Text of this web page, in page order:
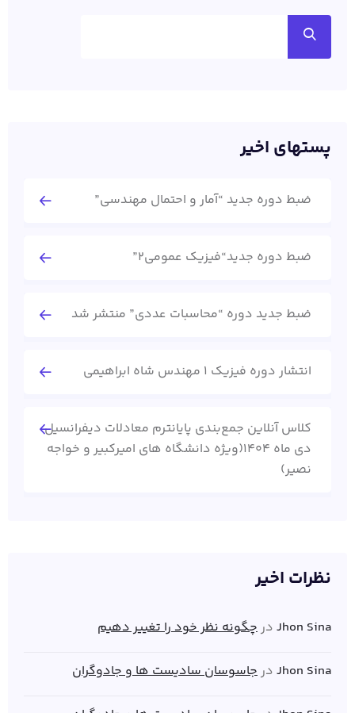
پستهای اخیر
ضبط دوره جدید “آمار و احتمال مهندسی”
ضبط دوره جدید“فیزیک عمومی2”
ضبط جدید دوره “محاسبات عددی” منتشر شد
انتشار دوره فیزیک 1 مهندس شاه ابراهیمی
کلاس آنلاین جمع‌بندی پایانترم معادلات دیفرانسیل
دی ماه 1404(ویژه دانشگاه های امیرکبیر و خواجه
نصیر)
نظرات اخیر
Jhon Sina درچگونه نظر خود را تغییر دهیم
Jhon Sina درجاسوسان سادیست ها و جادوگران